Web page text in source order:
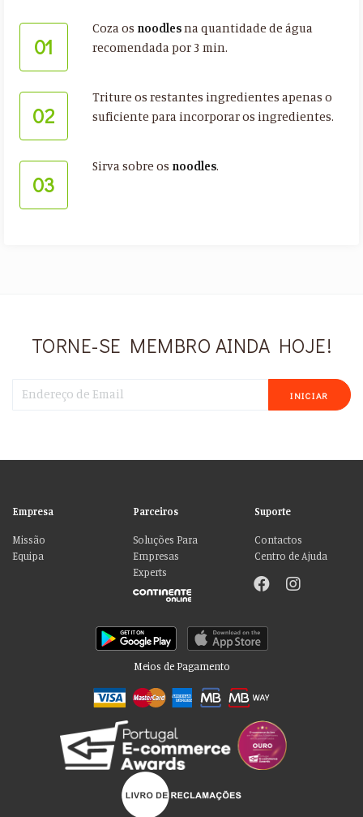
01
Coza os noodlesna quantidade de água
recomendada por 3 min.
02
Triture os restantes ingredientes apenas o
suficiente para incorporar os ingredientes.
03
Sirva sobre os noodles.
TORNE-SE MEMBRO AINDA HOJE!
INICIAR
Empresa
Missão
Equipa
Parceiros
Soluções Para
Empresas
Experts
Suporte
Contactos
Centro de Ajuda
Meios de Pagamento
Por favor aceite as nossas deliciosas